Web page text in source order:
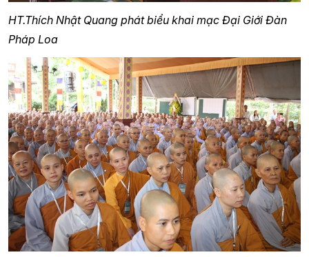
HT.Thích Nhật Quang phát biểu khai mạc Đại Giới Đàn
Pháp Loa